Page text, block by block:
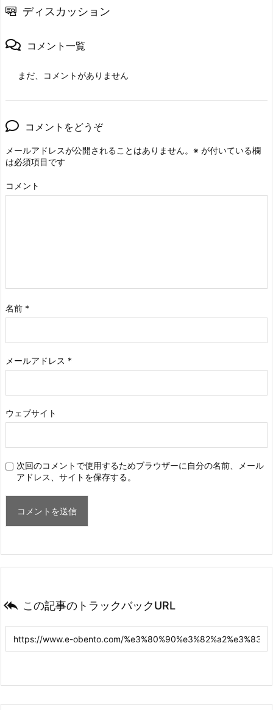
ディスカッション
コメント一覧
まだ、コメントがありません
コメントをどうぞ
メールアドレスが公開されることはありません。 ※ が付いている欄
は必須項目です
コメント
名前 *
メールアドレス *
ウェブサイト
次回のコメントで使用するためブラウザーに自分の名前、メール
アドレス、サイトを保存する。
 この記事のトラックバックURL